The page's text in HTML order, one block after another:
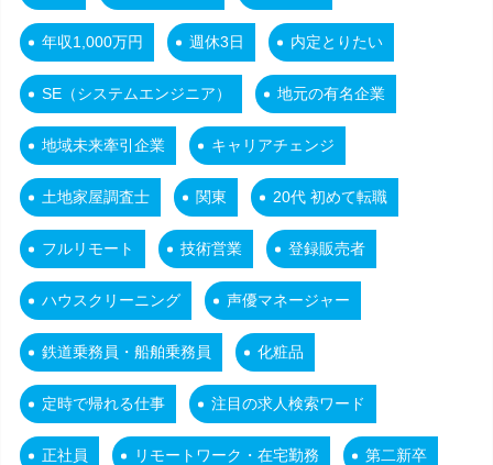
年収1,000万円 週休3日 内定とりたい
SE（システムエンジニア） 地元の有名企業
地域未来牽引企業 キャリアチェンジ
土地家屋調査士 関東 20代 初めて転職
フルリモート 技術営業 登録販売者
ハウスクリーニング 声優マネージャー
鉄道乗務員・船舶乗務員 化粧品
定時で帰れる仕事 注目の求人検索ワード
正社員 リモートワーク・在宅勤務 第二新卒